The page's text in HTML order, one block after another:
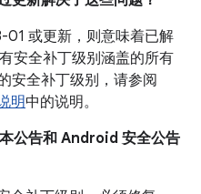
或更新，则意味着已解
安全补丁级别涵盖的所有
安全补丁级别，请参阅
明中的说明。
公告和 Android 安全公告